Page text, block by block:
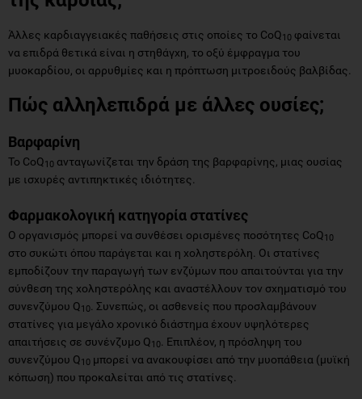
Άλλες καρδιαγγειακές παθήσεις στις οποίες το CoQ10 φαίνεται
να επιδρά θετικά είναι η στηθάγχη, το οξύ έμφραγμα του
μυοκαρδίου, οι αρρυθμίες και η πρόπτωση μιτροειδούς βαλβίδας.
Πώς αλληλεπιδρά με άλλες ουσίες;
Βαρφαρίνη
Το CoQ10 ανταγωνίζεται την δράση της βαρφαρίνης, μιας ουσίας
με ισχυρές αντιπηκτικές ιδιότητες.
Φαρμακολογική κατηγορία στατίνες
Ο οργανισμός μπορεί να συνθέσει ορισμένες ποσότητες CoQ10
στο συκώτι όπου παράγεται και η χοληστερόλη. Οι στατίνες
εμποδίζουν την παραγωγή των ενζύμων που απαιτούνται για την
σύνθεση της χοληστερόλης και αναστέλλουν τον σχηματισμό του
συνενζύμου Q10 . Συνεπώς, οι ασθενείς που προσλαμβάνουν
στατίνες για μεγάλο χρονικό διάστημα έχουν υψηλότερες
απαιτήσεις σε συνένζυμο Q10
. Επιπλέον, η πρόσληψη του
συνενζύμου Q10 μπορεί να ανακουφίσει από την μυοπάθεια (μυϊκή
κόπωση) που προκαλείται από τις στατίνες.